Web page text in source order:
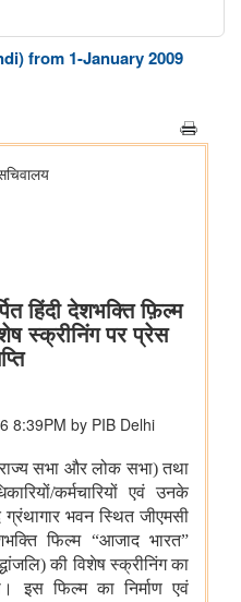
from 1-January 2009